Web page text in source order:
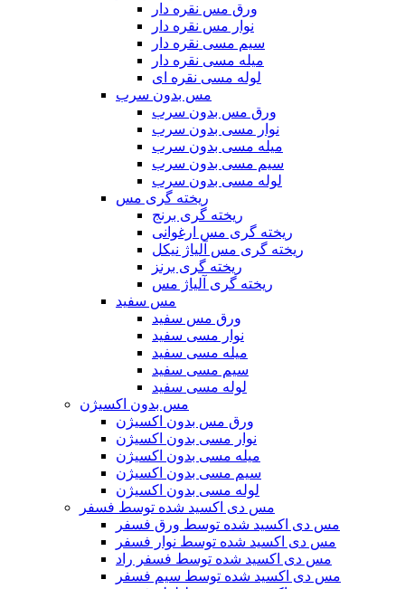
ورق مس نقره دار
نوار مس نقره دار
سیم مسی نقره دار
میله مسی نقره دار
لوله مسی نقره ای
مس بدون سرب
ورق مس بدون سرب
نوار مسی بدون سرب
میله مسی بدون سرب
سیم مسی بدون سرب
لوله مسی بدون سرب
ریخته گری مس
ریخته گری برنج
ریخته گری مس ارغوانی
ریخته گری مس آلیاژ نیکل
ریخته گری برنز
ریخته گری آلیاژ مس
مس سفید
ورق مس سفید
نوار مسی سفید
میله مسی سفید
سیم مسی سفید
لوله مسی سفید
مس بدون اکسیژن
ورق مس بدون اکسیژن
نوار مسی بدون اکسیژن
میله مسی بدون اکسیژن
سیم مسی بدون اکسیژن
لوله مسی بدون اکسیژن
مس دی اکسید شده توسط فسفر
مس دی اکسید شده توسط ورق فسفر
مس دی اکسید شده توسط نوار فسفر
مس دی اکسید شده توسط فسفر راد
مس دی اکسید شده توسط سیم فسفر